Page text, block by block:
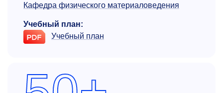
Кафедра физического материало­ведения
Учебный план:
Учебный план